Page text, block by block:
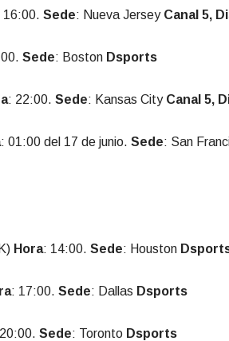
16:00. Sede: Nueva Jersey Canal 5,
Sede: Boston Dsports
: 22:00. Sede: Kansas City Canal 5,
: 01:00 del 17 de junio. Sede: San
Hora: 14:00. Sede: Houston
: 17:00. Sede: Dallas Dsports
Sede: Toronto Dsports